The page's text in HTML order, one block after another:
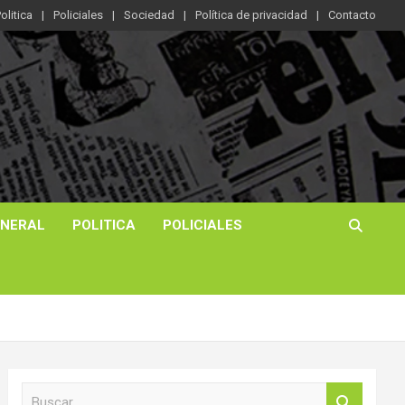
Policiales Sociedad Política de privacidad Contacto
POLITICA POLICIALES